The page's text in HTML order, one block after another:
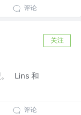
评论
关注
。 Lins 和
评论